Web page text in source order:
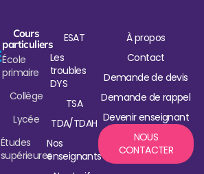
Cours
particuliers
École
primaire
Collège
Lycée
Études
supérieures
ESAT
Les
troubles
DYS
TSA
TDA/TDAH
Nos
enseignants
À propos
Contact
Demande de devis
Demande de rappel
Devenir enseignant
NOUS
CONTACTER